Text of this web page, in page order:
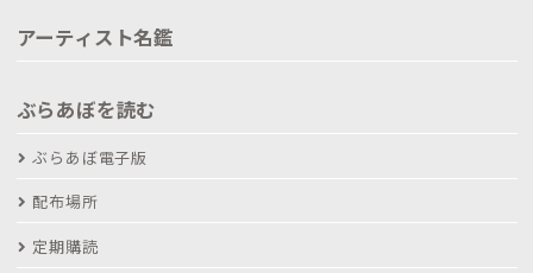
アーティスト名鑑
ぶらあぼを読む
ぶらあぼ電子版
配布場所
定期購読